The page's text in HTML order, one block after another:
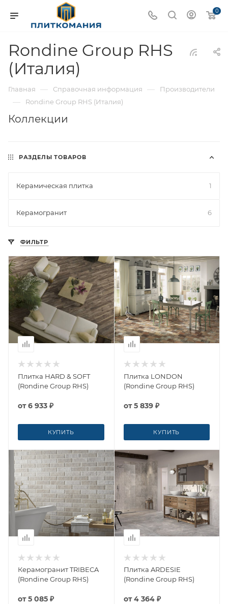
0
Rondine Group RHS
(Италия)
Главная — Справочная информация — Производители
— Rondine Group RHS (Италия)
Коллекции
РАЗДЕЛЫ ТОВАРОВ
Керамическая плитка 1
Керамогранит 6
ФИЛЬТР
Плитка HARD & SOFT
(Rondine Group RHS)
от6 933 ₽
КУПИТЬ
Плитка LONDON
(Rondine Group RHS)
от5 839 ₽
КУПИТЬ
Керамогранит TRIBECA
(Rondine Group RHS)
от5 085 ₽
Плитка ARDESIE
(Rondine Group RHS)
от4 364 ₽